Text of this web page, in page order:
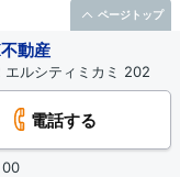
動産
ルシティミカミ 202
電話する
00
ページトップ